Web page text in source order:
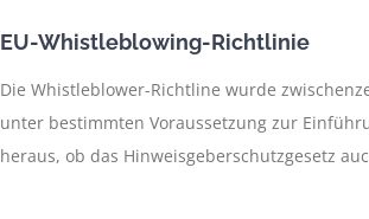
EU-Whistleblowing-Richtlinie
Die Whistleblower-Richtline wurde
unter bestimmten Voraussetzung zur
heraus, ob das Hinweisgeberschutzgesetz